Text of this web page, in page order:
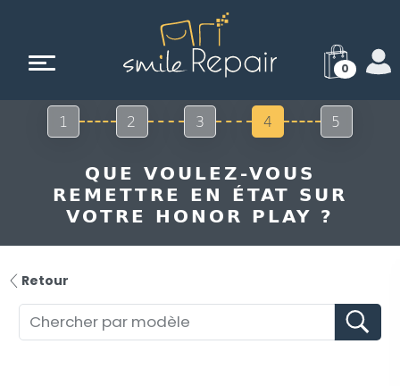
0
1 2 3 4 5
QUE VOULEZ-VOUS
REMETTRE EN ÉTAT SUR
VOTRE HONOR PLAY ?
Retour